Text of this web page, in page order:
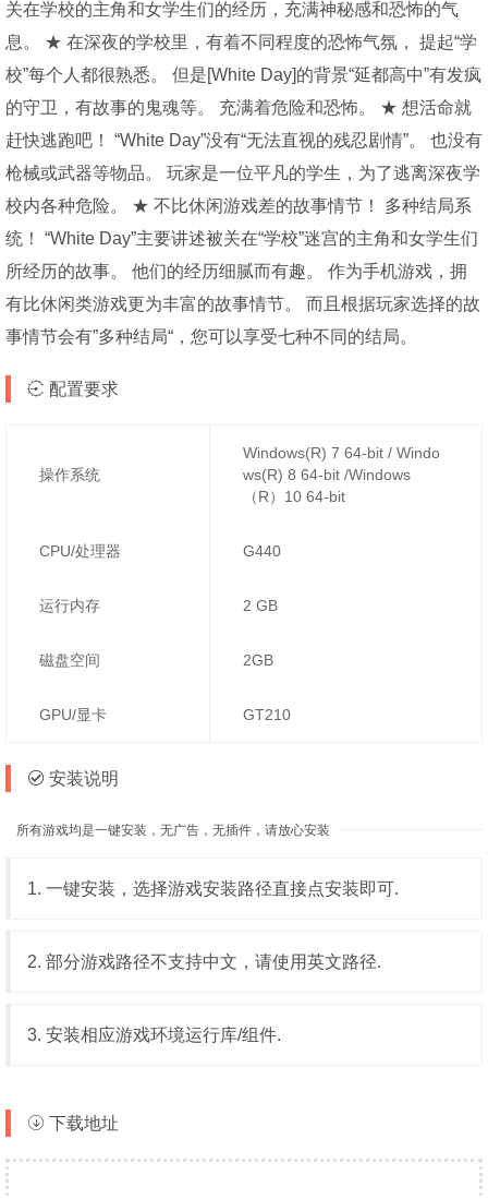
关在学校的主角和女学生们的经历，充满神秘感和恐怖的气
息。 ★ 在深夜的学校里，有着不同程度的恐怖气氛， 提起“学
校”每个人都很熟悉。 但是[White Day]的背景“延都高中”有发疯
的守卫，有故事的鬼魂等。 充满着危险和恐怖。 ★ 想活命就
赶快逃跑吧！ “White Day”没有“无法直视的残忍剧情”。 也没有
枪械或武器等物品。 玩家是一位平凡的学生，为了逃离深夜学
校内各种危险。 ★ 不比休闲游戏差的故事情节！ 多种结局系
统！ “White Day”主要讲述被关在“学校”迷宫的主角和女学生们
所经历的故事。 他们的经历细腻而有趣。 作为手机游戏，拥
有比休闲类游戏更为丰富的故事情节。 而且根据玩家选择的故
事情节会有”多种结局“，您可以享受七种不同的结局。
配置要求
操作系统
Windows(R) 7 64-bit / Windo
ws(R) 8 64-bit /Windows
（R）10 64-bit
CPU/处理器 G440
运行内存 2 GB
磁盘空间 2GB
GPU/显卡 GT210
安装说明
所有游戏均是一键安装，无广告，无插件，请放心安装
1. 一键安装，选择游戏安装路径直接点安装即可.
2. 部分游戏路径不支持中文，请使用英文路径.
3. 安装相应游戏环境运行库/组件.
下载地址